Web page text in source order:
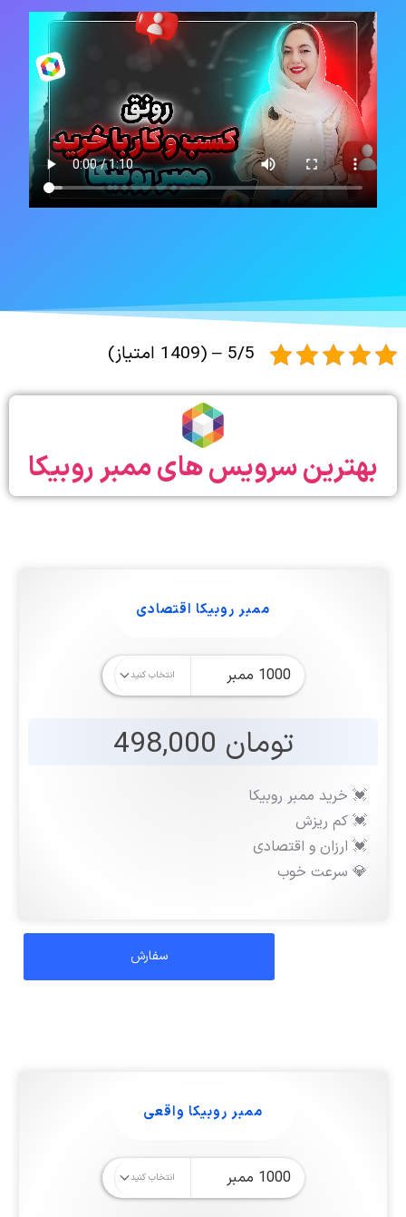
5/5 – (1409 امتیاز)
بهترین سرویس های ممبر روبیکا
ممبر روبیکا اقتصادی
تومان 498,000
💓 خرید ممبر روبیکا
💓 کم ریزش
💓 ارزان و اقتصادی
💎 سرعت خوب
ممبر روبیکا واقعی